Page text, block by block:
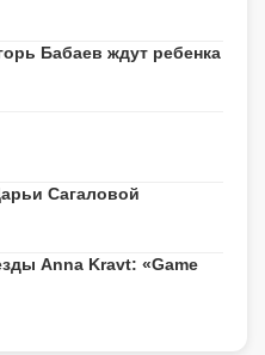
Бабаев ждут ребенка
Сагаловой
Anna Kravt: «Game